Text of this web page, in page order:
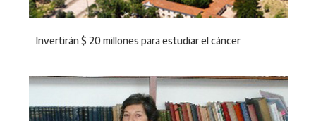
Invertirán $ 20 millones para estudiar el cáncer